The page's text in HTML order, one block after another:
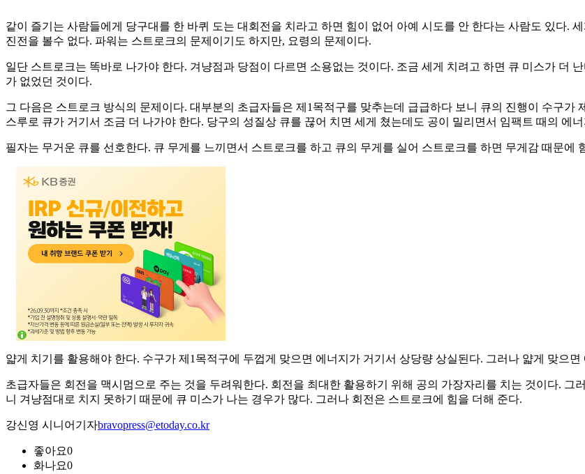
같이 즐기는 사람들에게 당구대를 한 바퀴 도는 대회전을 치라고 하면 힘이 없어 아예 시도를 안 한다는 사람도 있다.
진전을 볼수 없다. 파워는 스트로크의 문제이기도 하지만, 요령의 문제이다.
일단 스트로크는 똑바로 나가야 한다. 겨냥점과 당점이 다르면 소용없는 것이다. 조금 세게 치려고 하면 큐 미스가 더
가 없었던 것이다.
그 다음은 스트로크 방식의 문제이다. 대부분의 초급자들은 제1목적구를 맞추는데 급급하다 보니 큐의 진행이 수구가
스루로 큐가 거기서 조금 더 나가야 한다. 당구의 성질상 큐를 끊어 치면 세게 쳤는데도 공이 밀리면서 임팩트 때의 에
필자는 무거운 큐를 선호한다. 큐 무게를 느끼면서 스트로크를 하고 큐의 무게를 실어 스트로크를 하면 무게감 때문에
얇게 치기를 활용해야 한다. 수구가 제1목적구에 두껍게 맞으면 에너지가 거기서 상당량 상실된다. 그러나 얇게 맞으
초급자들은 회전을 맥시멈으로 주는 것을 두려워한다. 회전을 최대한 활용하기 위해 공의 가장자리를 치는 것이다.
니 겨냥점대로 치지 못하기 때문에 큐 미스가 나는 경우가 많다. 그러나 회전은 스트로크에 힘을 더해 준다.
강신영 시니어기자bravopress@etoday.co.kr
좋아요0
화나요0